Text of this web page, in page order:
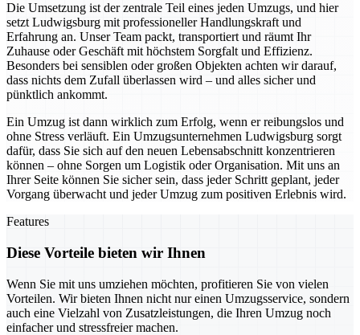
Die Umsetzung ist der zentrale Teil eines jeden Umzugs, und hier
setzt Ludwigsburg mit professioneller Handlungskraft und
Erfahrung an. Unser Team packt, transportiert und räumt Ihr
Zuhause oder Geschäft mit höchstem Sorgfalt und Effizienz.
Besonders bei sensiblen oder großen Objekten achten wir darauf,
dass nichts dem Zufall überlassen wird – und alles sicher und
pünktlich ankommt.
Ein Umzug ist dann wirklich zum Erfolg, wenn er reibungslos und
ohne Stress verläuft. Ein Umzugsunternehmen Ludwigsburg sorgt
dafür, dass Sie sich auf den neuen Lebensabschnitt konzentrieren
können – ohne Sorgen um Logistik oder Organisation. Mit uns an
Ihrer Seite können Sie sicher sein, dass jeder Schritt geplant, jeder
Vorgang überwacht und jeder Umzug zum positiven Erlebnis wird.
Features
Diese Vorteile bieten wir Ihnen
Wenn Sie mit uns umziehen möchten, profitieren Sie von vielen
Vorteilen. Wir bieten Ihnen nicht nur einen Umzugsservice, sondern
auch eine Vielzahl von Zusatzleistungen, die Ihren Umzug noch
einfacher und stressfreier machen.